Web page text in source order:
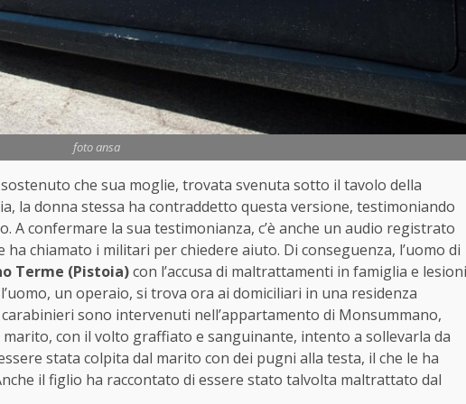
foto ansa
che sua moglie, trovata svenuta sotto il tavolo della
la donna stessa ha contraddetto questa versione, testimoniando
A confermare la sua testimonianza, c’è anche un audio registrato
chiamato i militari per chiedere aiuto. Di conseguenza, l’uomo di
Terme (Pistoia)con l’accusa di maltrattamenti in famiglia e lesioni
un operaio, si trova ora ai domiciliari in una residenza
sono intervenuti nell’appartamento di Monsummano,
con il volto graffiato e sanguinante, intento a sollevarla da
stata colpita dal marito con dei pugni alla testa, il che le ha
il figlio ha raccontato di essere stato talvolta maltrattato dal